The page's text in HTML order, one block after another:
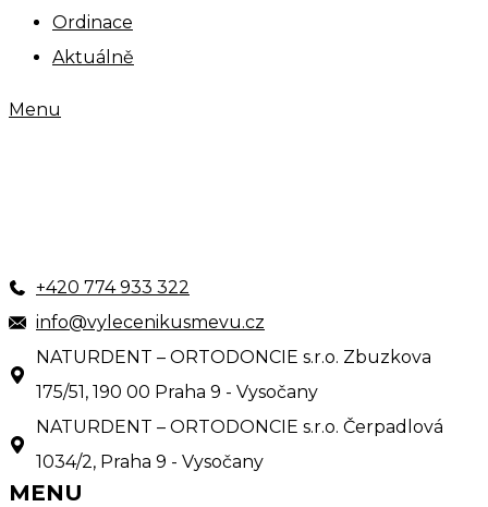
Ordinace
Aktuálně
Menu
+420 774 933 322
info@vylecenikusmevu.cz
NATURDENT – ORTODONCIE s.r.o. Zbuzkova
175/51, 190 00 Praha 9 - Vysočany
NATURDENT – ORTODONCIE s.r.o. Čerpadlová
1034/2, Praha 9 - Vysočany
MENU